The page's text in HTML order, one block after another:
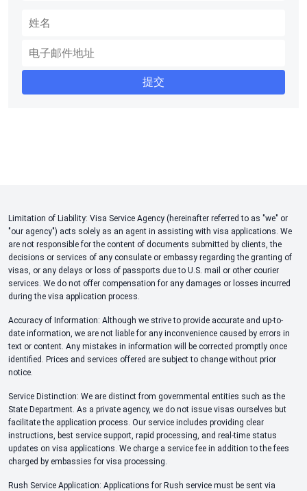
Limitation of Liability: Visa Service Agency (hereinafter referred to as "we" or
"our agency") acts solely as an agent in assisting with visa applications. We
are not responsible for the content of documents submitted by clients, the
decisions or services of any consulate or embassy regarding the granting of
visas, or any delays or loss of passports due to U.S. mail or other courier
services. We do not offer compensation for any damages or losses incurred
during the visa application process.
Accuracy of Information: Although we strive to provide accurate and up-to-
date information, we are not liable for any inconvenience caused by errors in
text or content. Any mistakes in information will be corrected promptly once
identified. Prices and services offered are subject to change without prior
notice.
Service Distinction: We are distinct from governmental entities such as the
State Department. As a private agency, we do not issue visas ourselves but
facilitate the application process. Our service includes providing clear
instructions, best service support, rapid processing, and real-time status
updates on visa applications. We charge a service fee in addition to the fees
charged by embassies for visa processing.
Rush Service Application: Applications for Rush service must be sent via